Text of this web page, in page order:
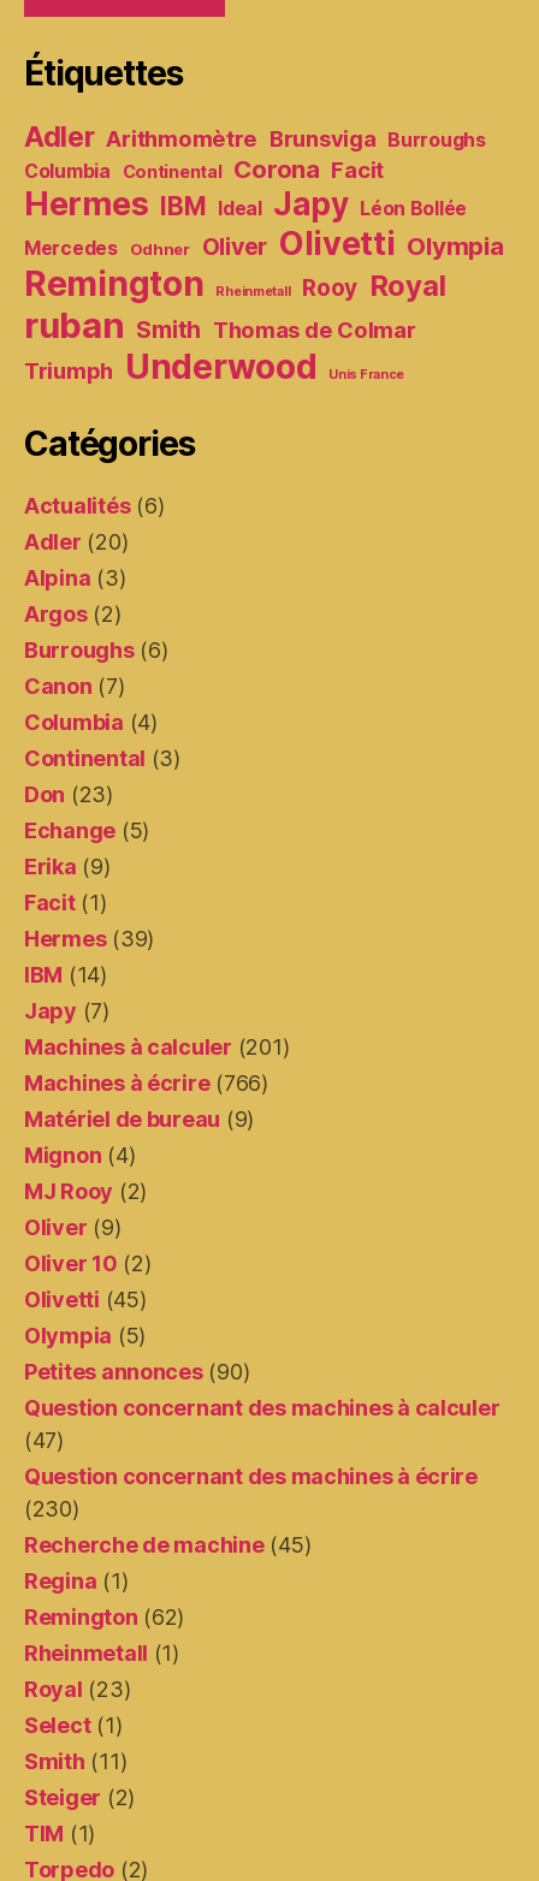
Étiquettes
Adler Arithmomètre Brunsviga Burroughs
Columbia
Continental Corona Facit
Hermes IBM Ideal Japy Léon Bollée
Mercedes
Odhner Oliver Olivetti Olympia
Remington Rheinmetall Rooy Royal
ruban Smith Thomas de Colmar
Triumph Underwood Unis France
Catégories
Actualités(6)
Adler (20)
Alpina (3)
Argos(2)
Burroughs(6)
Canon (7)
Columbia (4)
Continental (3)
Don (23)
Echange (5)
Erika (9)
Facit(1)
Hermes(39)
IBM (14)
Japy (7)
Machines à calculer (201)
Machines à écrire(766)
Matériel de bureau (9)
Mignon (4)
MJ Rooy (2)
Oliver (9)
Oliver 10 (2)
Olivetti (45)
Olympia (5)
Petites annonces(90)
Question concernant des machines à calculer
(47)
Question concernant des machines à écrire
(230)
Recherche de machine(45)
Regina (1)
Remington (62)
Rheinmetall (1)
Royal (23)
Select(1)
Smith (11)
Steiger (2)
TIM (1)
Torpedo (2)